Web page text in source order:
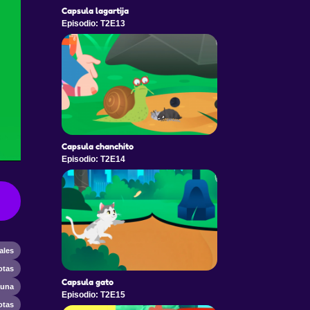
Capsula lagartija
Episodio: T2E13
Capsula chanchito
Episodio: T2E14
Capsula gato
Episodio: T2E15